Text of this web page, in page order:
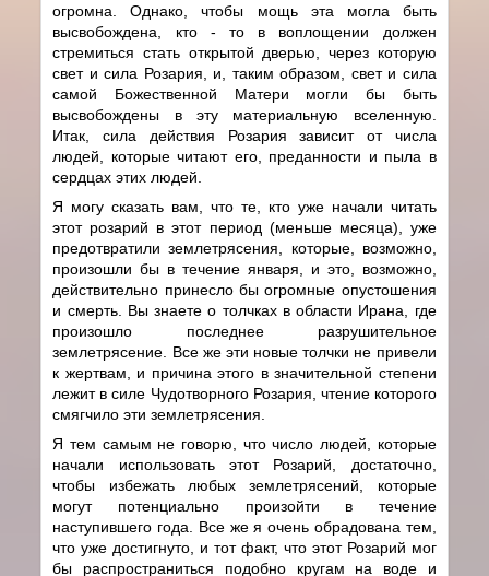
огромна. Однако, чтобы мощь эта могла быть
высвобождена, кто - то в воплощении должен
стремиться стать открытой дверью, через которую
свет и сила Розария, и, таким образом, свет и сила
самой Божественной Матери могли бы быть
высвобождены в эту материальную вселенную.
Итак, сила действия Розария зависит от числа
людей, которые читают его, преданности и пыла в
сердцах этих людей.
Я могу сказать вам, что те, кто уже начали читать
этот розарий в этот период (меньше месяца), уже
предотвратили землетрясения, которые, возможно,
произошли бы в течение января, и это, возможно,
действительно принесло бы огромные опустошения
и смерть. Вы знаете о толчках в области Ирана, где
произошло последнее разрушительное
землетрясение. Все же эти новые толчки не привели
к жертвам, и причина этого в значительной степени
лежит в силе Чудотворного Розария, чтение которого
смягчило эти землетрясения.
Я тем самым не говорю, что число людей, которые
начали использовать этот Розарий, достаточно,
чтобы избежать любых землетрясений, которые
могут потенциально произойти в течение
наступившего года. Все же я очень обрадована тем,
что уже достигнуто, и тот факт, что этот Розарий мог
бы распространиться подобно кругам на воде и